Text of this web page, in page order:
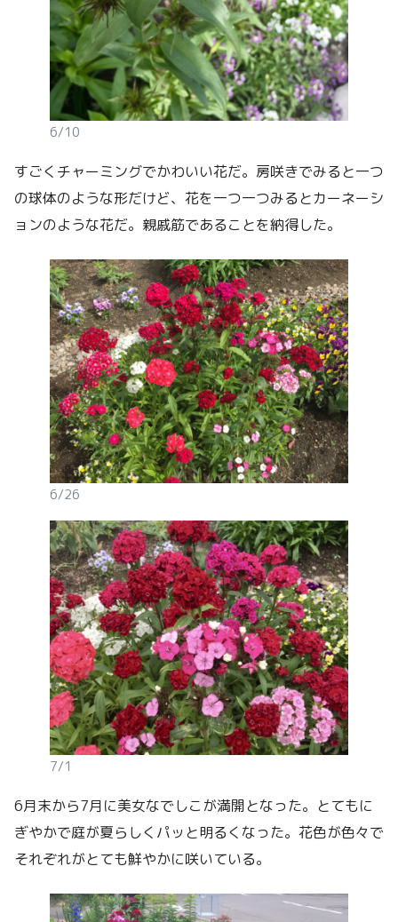
6/10
すごくチャーミングでかわいい花だ。房咲きでみると一つ
の球体のような形だけど、花を一つ一つみるとカーネーシ
ョンのような花だ。親戚筋であることを納得した。
6/26
7/1
6月末から7月に美女なでしこが満開となった。とてもに
ぎやかで庭が夏らしくパッと明るくなった。花色が色々で
それぞれがとても鮮やかに咲いている。